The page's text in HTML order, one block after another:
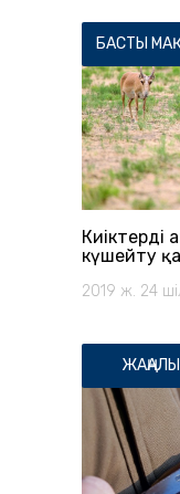
БАСТЫ
Киіктерді
күшейту
2019 ж. 24